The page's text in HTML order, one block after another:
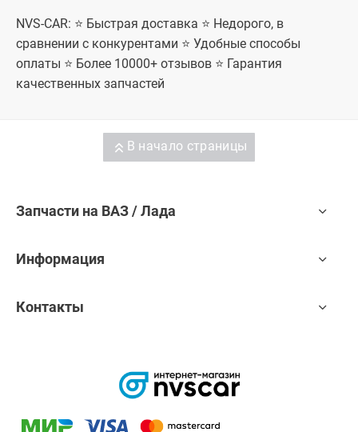
NVS-CAR: ⭐ Быстрая доставка ⭐ Недорого, в
сравнении с конкурентами ⭐ Удобные способы
оплаты ⭐ Более 10000+ отзывов ⭐ Гарантия
качественных запчастей
В начало страницы
Запчасти на ВАЗ / Лада
Информация
Контакты